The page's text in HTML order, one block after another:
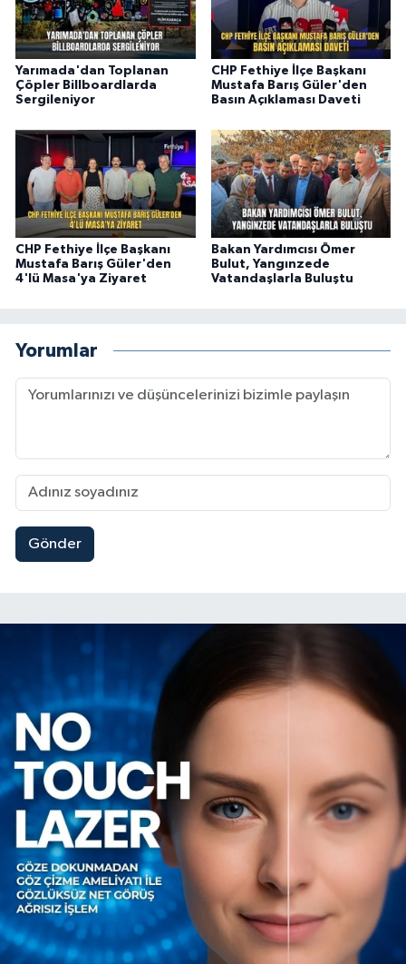
Yarımada'dan Toplanan
Çöpler Billboardlarda
Sergileniyor
CHP Fethiye İlçe Başkanı
Mustafa Barış Güler'den
Basın Açıklaması Daveti
CHP Fethiye İlçe Başkanı
Mustafa Barış Güler'den
4'lü Masa'ya Ziyaret
Bakan Yardımcısı Ömer
Bulut, Yangınzede
Vatandaşlarla Buluştu
Yorumlar
Gönder